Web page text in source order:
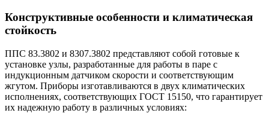
Конструктивные особенности и климатическая
стойкость
ППС 83.3802 и 8307.3802 представляют собой готовые к
установке узлы, разработанные для работы в паре с
индукционным датчиком скорости и соответствующим
жгутом. Приборы изготавливаются в двух климатических
исполнениях, соответствующих ГОСТ 15150, что гарантирует
их надежную работу в различных условиях: